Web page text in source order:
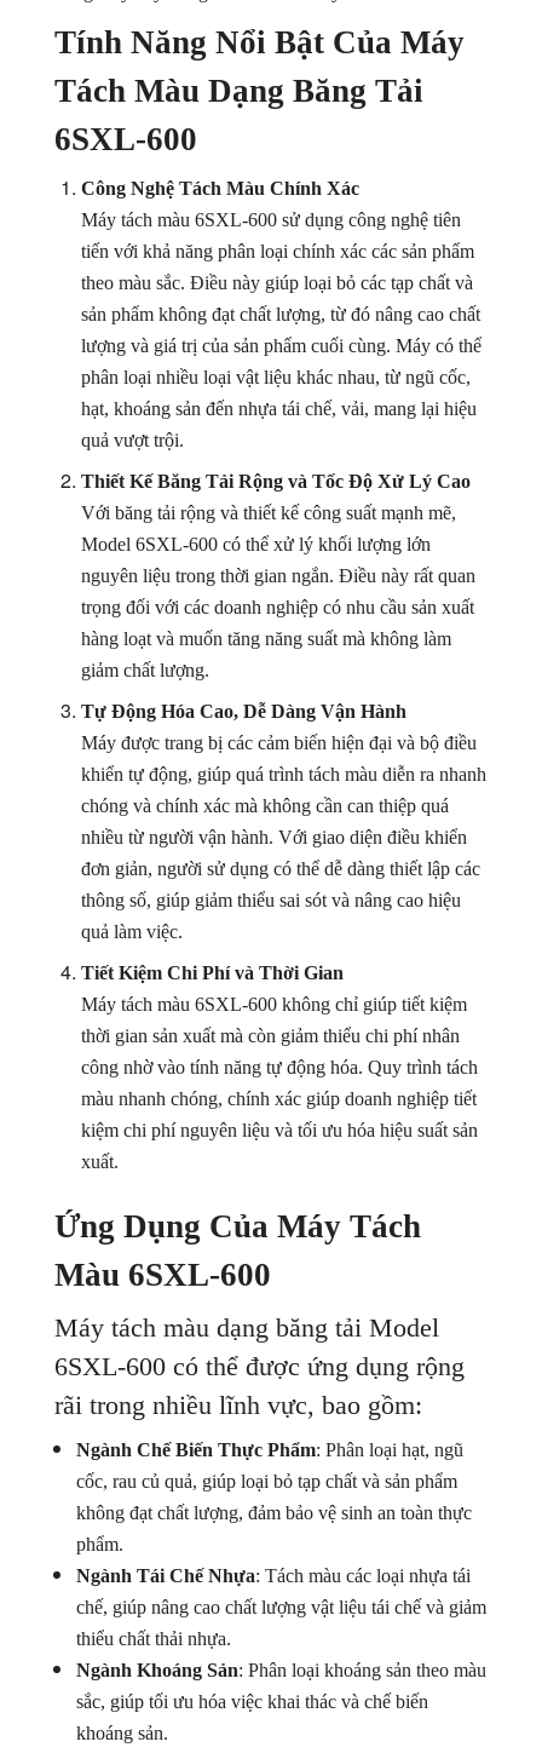
Tính Năng Nổi Bật Của Máy
Tách Màu Dạng Băng Tải
6SXL-600
Công Nghệ Tách Màu Chính Xác
Máy tách màu 6SXL-600 sử dụng công nghệ tiên
tiến với khả năng phân loại chính xác các sản phẩm
theo màu sắc. Điều này giúp loại bỏ các tạp chất và
sản phẩm không đạt chất lượng, từ đó nâng cao chất
lượng và giá trị của sản phẩm cuối cùng. Máy có thể
phân loại nhiều loại vật liệu khác nhau, từ ngũ cốc,
hạt, khoáng sản đến nhựa tái chế, vải, mang lại hiệu
quả vượt trội.
Thiết Kế Băng Tải Rộng và Tốc Độ Xử Lý Cao
Với băng tải rộng và thiết kế công suất mạnh mẽ,
Model 6SXL-600 có thể xử lý khối lượng lớn
nguyên liệu trong thời gian ngắn. Điều này rất quan
trọng đối với các doanh nghiệp có nhu cầu sản xuất
hàng loạt và muốn tăng năng suất mà không làm
giảm chất lượng.
Tự Động Hóa Cao, Dễ Dàng Vận Hành
Máy được trang bị các cảm biến hiện đại và bộ điều
khiển tự động, giúp quá trình tách màu diễn ra nhanh
chóng và chính xác mà không cần can thiệp quá
nhiều từ người vận hành. Với giao diện điều khiển
đơn giản, người sử dụng có thể dễ dàng thiết lập các
thông số, giúp giảm thiểu sai sót và nâng cao hiệu
quả làm việc.
Tiết Kiệm Chi Phí và Thời Gian
Máy tách màu 6SXL-600 không chỉ giúp tiết kiệm
thời gian sản xuất mà còn giảm thiểu chi phí nhân
công nhờ vào tính năng tự động hóa. Quy trình tách
màu nhanh chóng, chính xác giúp doanh nghiệp tiết
kiệm chi phí nguyên liệu và tối ưu hóa hiệu suất sản
xuất.
Ứng Dụng Của Máy Tách
Màu 6SXL-600
Máy tách màu dạng băng tải Model
6SXL-600 có thể được ứng dụng rộng
rãi trong nhiều lĩnh vực, bao gồm:
Ngành Chế Biến Thực Phẩm: Phân loại hạt, ngũ
cốc, rau củ quả, giúp loại bỏ tạp chất và sản phẩm
không đạt chất lượng, đảm bảo vệ sinh an toàn thực
phẩm.
Ngành Tái Chế Nhựa: Tách màu các loại nhựa tái
chế, giúp nâng cao chất lượng vật liệu tái chế và giảm
thiểu chất thải nhựa.
Ngành Khoáng Sản: Phân loại khoáng sản theo màu
sắc, giúp tối ưu hóa việc khai thác và chế biến
khoáng sản.